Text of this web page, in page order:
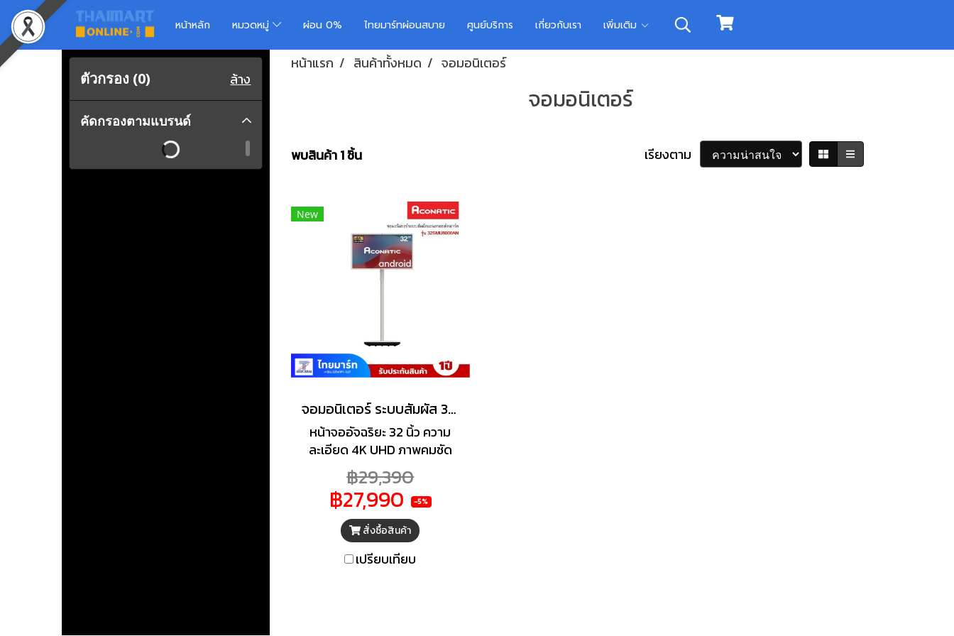
หน้าหลัก หมวดหมู่ ผ่อน 0% ไทยมาร์ทผ่อนสบาย ศูนย์บริการ เกี่ยวกับเรา เพิ่มเติม
หน้าแรก สินค้าทั้งหมด จอมอนิเตอร์
จอมอนิเตอร์
พบสินค้า 1 ชิ้น เรียงตาม
New
จอมอนิเตอร์ ระบบสัมผัส 32 นิ้ว ACONATIC แอนดรอยด์ สมาร์ท รุ่น 32SMU8000AN
หน้าจออัจฉริยะ 32 นิ้ว ความ
ละเอียด 4K UHD ภาพคมชัด
สีสันสมจริง พร้อมระบบสัมผัส
10 จุด ใช้งานลื่นไหลทุกการ
ควบคุม มาพร้อม Android 14,
RAM 8GB, ROM 64GB รองรับ
การใช้งานทั้งความบันเทิงและ
การทำงาน พร้อมกล้อง 8MP
฿29,390
฿27,990 -5%
สั่งซื้อสินค้า
เปรียบเทียบ
ตัวกรอง (0) ล้าง
คัดกรองตามแบรนด์